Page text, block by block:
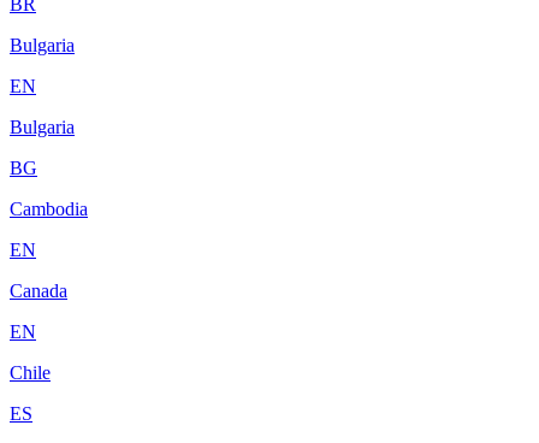
BR
Bulgaria
EN
Bulgaria
BG
Cambodia
EN
Canada
EN
Chile
ES